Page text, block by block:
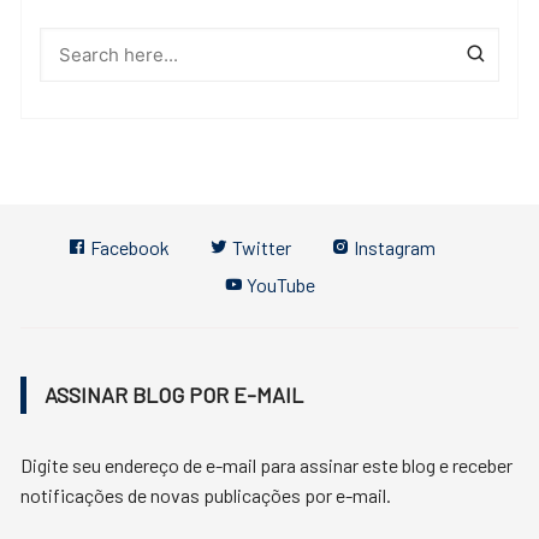
Facebook Twitter
Instagram
YouTube
ASSINAR BLOG POR E-MAIL
Digite seu endereço de e-mail para assinar este blog e receber
notificações de novas publicações por e-mail.